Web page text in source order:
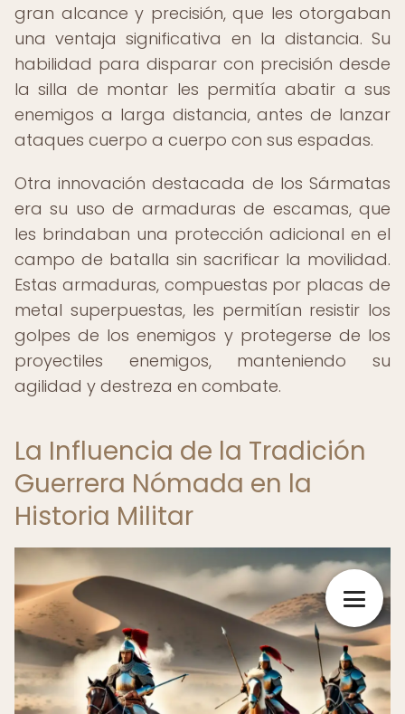
gran alcance y precisión, que les otorgaban
una ventaja significativa en la distancia. Su
habilidad para disparar con precisión desde
la silla de montar les permitía abatir a sus
enemigos a larga distancia, antes de lanzar
ataques cuerpo a cuerpo con sus espadas.
Otra innovación destacada de los Sármatas
era su uso de armaduras de escamas, que
les brindaban una protección adicional en el
campo de batalla sin sacrificar la movilidad.
Estas armaduras, compuestas por placas de
metal superpuestas, les permitían resistir los
golpes de los enemigos y protegerse de los
proyectiles enemigos, manteniendo su
agilidad y destreza en combate.
La Influencia de la Tradición
Guerrera Nómada en la
Historia Militar